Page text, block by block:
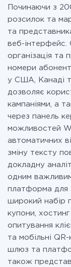
Починаючи з
розсилок та
та
веб-інтерфейс.
організація та
номери
у США, Канаді
дозволяє
кампаніями, а
через панель
можливостей
автоматичних
зміну тексту
докладну
одним
платформа для
широкий набір
купони,
опитування
та мобільні
шлюз та
також